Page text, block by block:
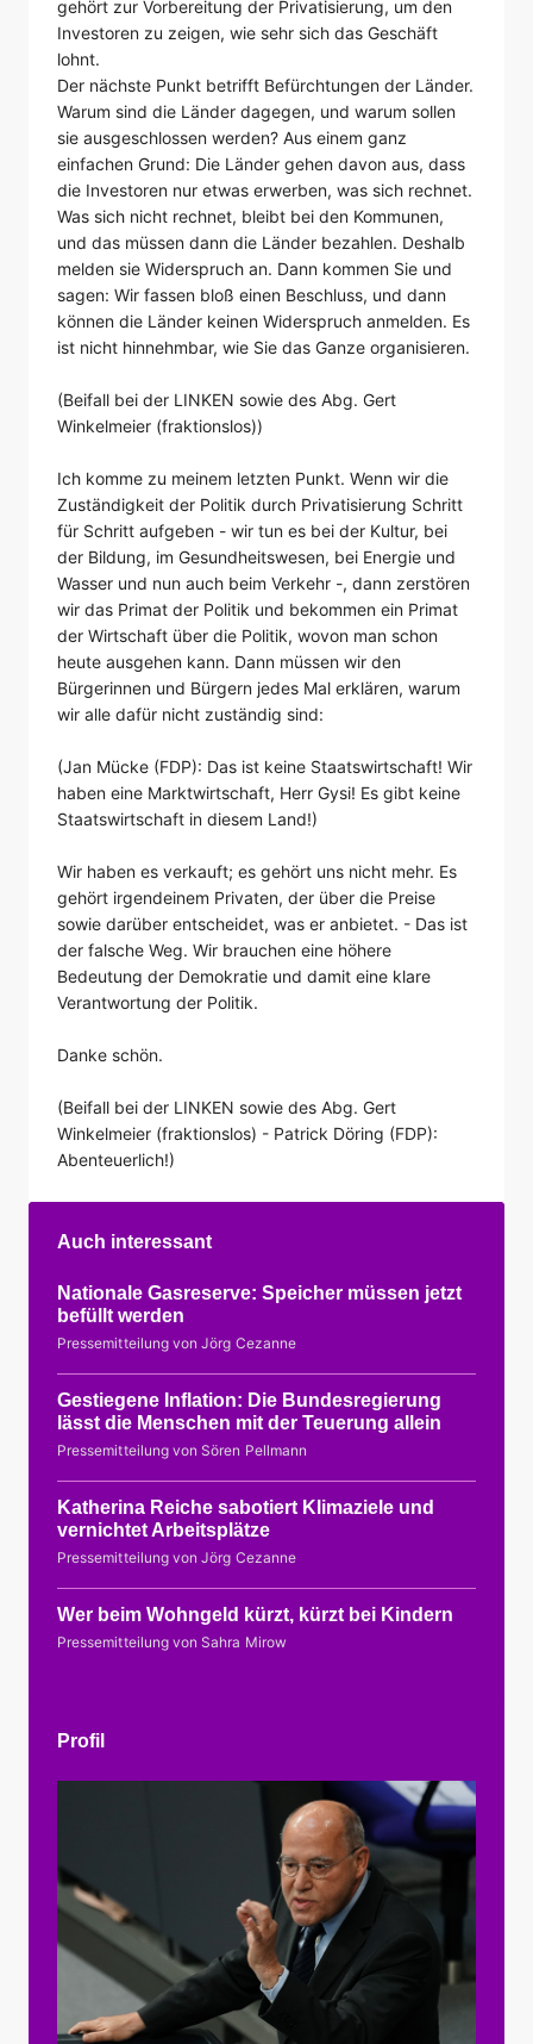
gehört zur Vorbereitung der Privatisierung, um den
Investoren zu zeigen, wie sehr sich das Geschäft
lohnt.
Der nächste Punkt betrifft Befürchtungen der Länder.
Warum sind die Länder dagegen, und warum sollen
sie ausgeschlossen werden? Aus einem ganz
einfachen Grund: Die Länder gehen davon aus, dass
die Investoren nur etwas erwerben, was sich rechnet.
Was sich nicht rechnet, bleibt bei den Kommunen,
und das müssen dann die Länder bezahlen. Deshalb
melden sie Widerspruch an. Dann kommen Sie und
sagen: Wir fassen bloß einen Beschluss, und dann
können die Länder keinen Widerspruch anmelden. Es
ist nicht hinnehmbar, wie Sie das Ganze organisieren.
(Beifall bei der LINKEN sowie des Abg. Gert
Winkelmeier (fraktionslos))
Ich komme zu meinem letzten Punkt. Wenn wir die
Zuständigkeit der Politik durch Privatisierung Schritt
für Schritt aufgeben - wir tun es bei der Kultur, bei
der Bildung, im Gesundheitswesen, bei Energie und
Wasser und nun auch beim Verkehr -, dann zerstören
wir das Primat der Politik und bekommen ein Primat
der Wirtschaft über die Politik, wovon man schon
heute ausgehen kann. Dann müssen wir den
Bürgerinnen und Bürgern jedes Mal erklären, warum
wir alle dafür nicht zuständig sind:
(Jan Mücke (FDP): Das ist keine Staatswirtschaft! Wir
haben eine Marktwirtschaft, Herr Gysi! Es gibt keine
Staatswirtschaft in diesem Land!)
Wir haben es verkauft; es gehört uns nicht mehr. Es
gehört irgendeinem Privaten, der über die Preise
sowie darüber entscheidet, was er anbietet. - Das ist
der falsche Weg. Wir brauchen eine höhere
Bedeutung der Demokratie und damit eine klare
Verantwortung der Politik.
Danke schön.
(Beifall bei der LINKEN sowie des Abg. Gert
Winkelmeier (fraktionslos) - Patrick Döring (FDP):
Abenteuerlich!)
Auch interessant
Nationale Gasreserve: Speicher müssen jetzt
befüllt werden
Pressemitteilung von Jörg Cezanne
Gestiegene Inflation: Die Bundesregierung
lässt die Menschen mit der Teuerung allein
Pressemitteilung von Sören Pellmann
Katherina Reiche sabotiert Klimaziele und
vernichtet Arbeitsplätze
Pressemitteilung von Jörg Cezanne
Wer beim Wohngeld kürzt, kürzt bei Kindern
Pressemitteilung von Sahra Mirow
Profil